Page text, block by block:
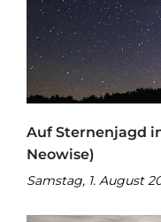
Auf Sternenjagd
Neowise)
Samstag, 1. August